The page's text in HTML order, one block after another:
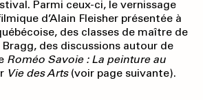
Parmi ceux-ci, le vernissage
d’Alain Fleisher présentée à
des classes de maître de
des discussions autour de
Roméo Savoie : La peinture au
Vie des Arts(voir page suivante).